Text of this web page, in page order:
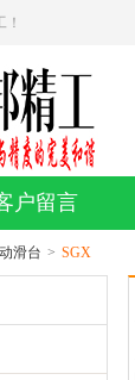
户留言
滑台 > SGX